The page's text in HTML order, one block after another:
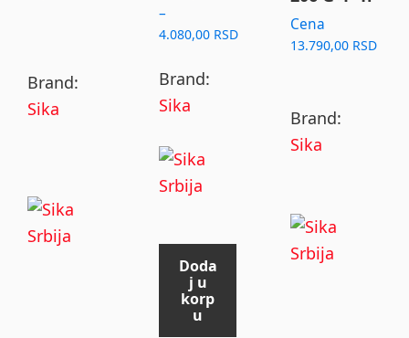
Brand:
Sika
–
4.080,00 RSDPrice
4.080,00 RSD
Brand:
Sika
Doda
j u
korp
u
may
be
chosen
on
product
page
Cena
13.790,00 RSD
Brand:
Sika